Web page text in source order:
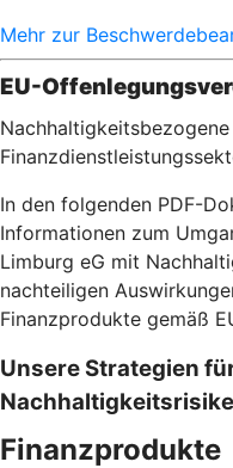
Mehr zur
EU-
In den folgenden PDF-
Informationen zum
Limburg eG mit
nachteiligen
Finanzprodukte gemäß
Unsere Strategien
Finanzprodukte